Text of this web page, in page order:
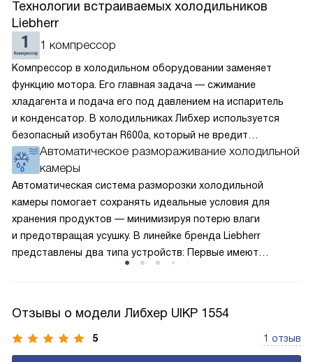
Технологии встраиваемых холодильников
Liebherr
1 компрессор
Компрессор в холодильном оборудовании заменяет
функцию мотора. Его главная задача — сжимание
хладагента и подача его под давлением на испаритель
и конденсатор. В холодильниках Либхер используется
безопасный изобутан R600a, который не вредит
окружающей среде. Компрессор перегоняет его
по охладительному контуру по принципу насоса. Чем
лучше работает «мотор» прибора, тем качественнее
и быстрее происходит охлаждение, затрачивается
меньше электроэнергии.
Автоматическое размораживание холодильной
камеры
Автоматическая система разморозки холодильной
камеры помогает сохранять идеальные условия для
хранения продуктов — минимизируя потерю влаги
и предотвращая усушку. В линейке бренда Liebherr
представлены два типа устройств: Первые имеют
с панелью, выполняющей функцию «сухой стенки». Такие
устройства обеспечивают более комфортную
эксплуатацию и чаще всего оснащены нулевой зоной
Отзывы о модели Либхер UIKP 1554
5 1 отзыв